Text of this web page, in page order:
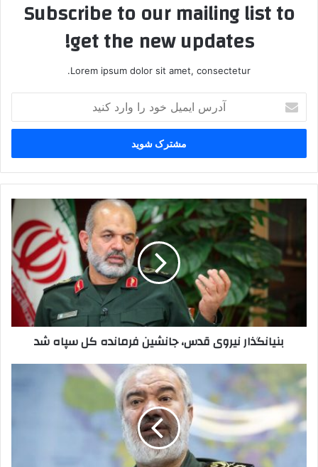
Subscribe to our mailing list to
get the new updates!
Lorem ipsum dolor sit amet, consectetur.
ایمیل
خود
وارد
کنید
بنیانگذار
نیروی
جانشین
فرمانده
بنیانگذار نیروی قدس، جانشین فرمانده کل سپاه شد
سردار
فدوی
به
ریاست
مشاورین